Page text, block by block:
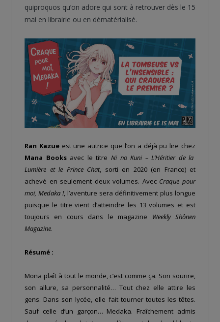
quiproquos qu’on adore qui sont à retrouver dès le 15
mai en librairie ou en dématérialisé.
Ran Kazueest une autrice que l’on a déjà pu lire chez
Mana Booksavec le titre Ni no Kuni – L’Héritier de la
Lumière et le Prince Chat, sorti en 2020 (en France) et
achevé en seulement deux volumes. Avec Craque pour
moi, Medaka !, l’aventure sera définitivement plus longue
puisque le titre vient d’atteindre les 13 volumes et est
toujours en cours dans le magazine Weekly Shônen
Magazine.
Résumé :
Mona plaît à tout le monde, c’est comme ça. Son sourire,
son allure, sa personnalité… Tout chez elle attire les
gens. Dans son lycée, elle fait tourner toutes les têtes.
Sauf celle d’un garçon… Medaka. Fraîchement admis